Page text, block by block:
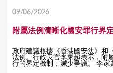
09/06/2026
附屬法例清晰化國安罪行界
政府建議根據《香港國安法》和
法例。行政長官李家超表示，附
行的界定機制，減少爭議。 李家